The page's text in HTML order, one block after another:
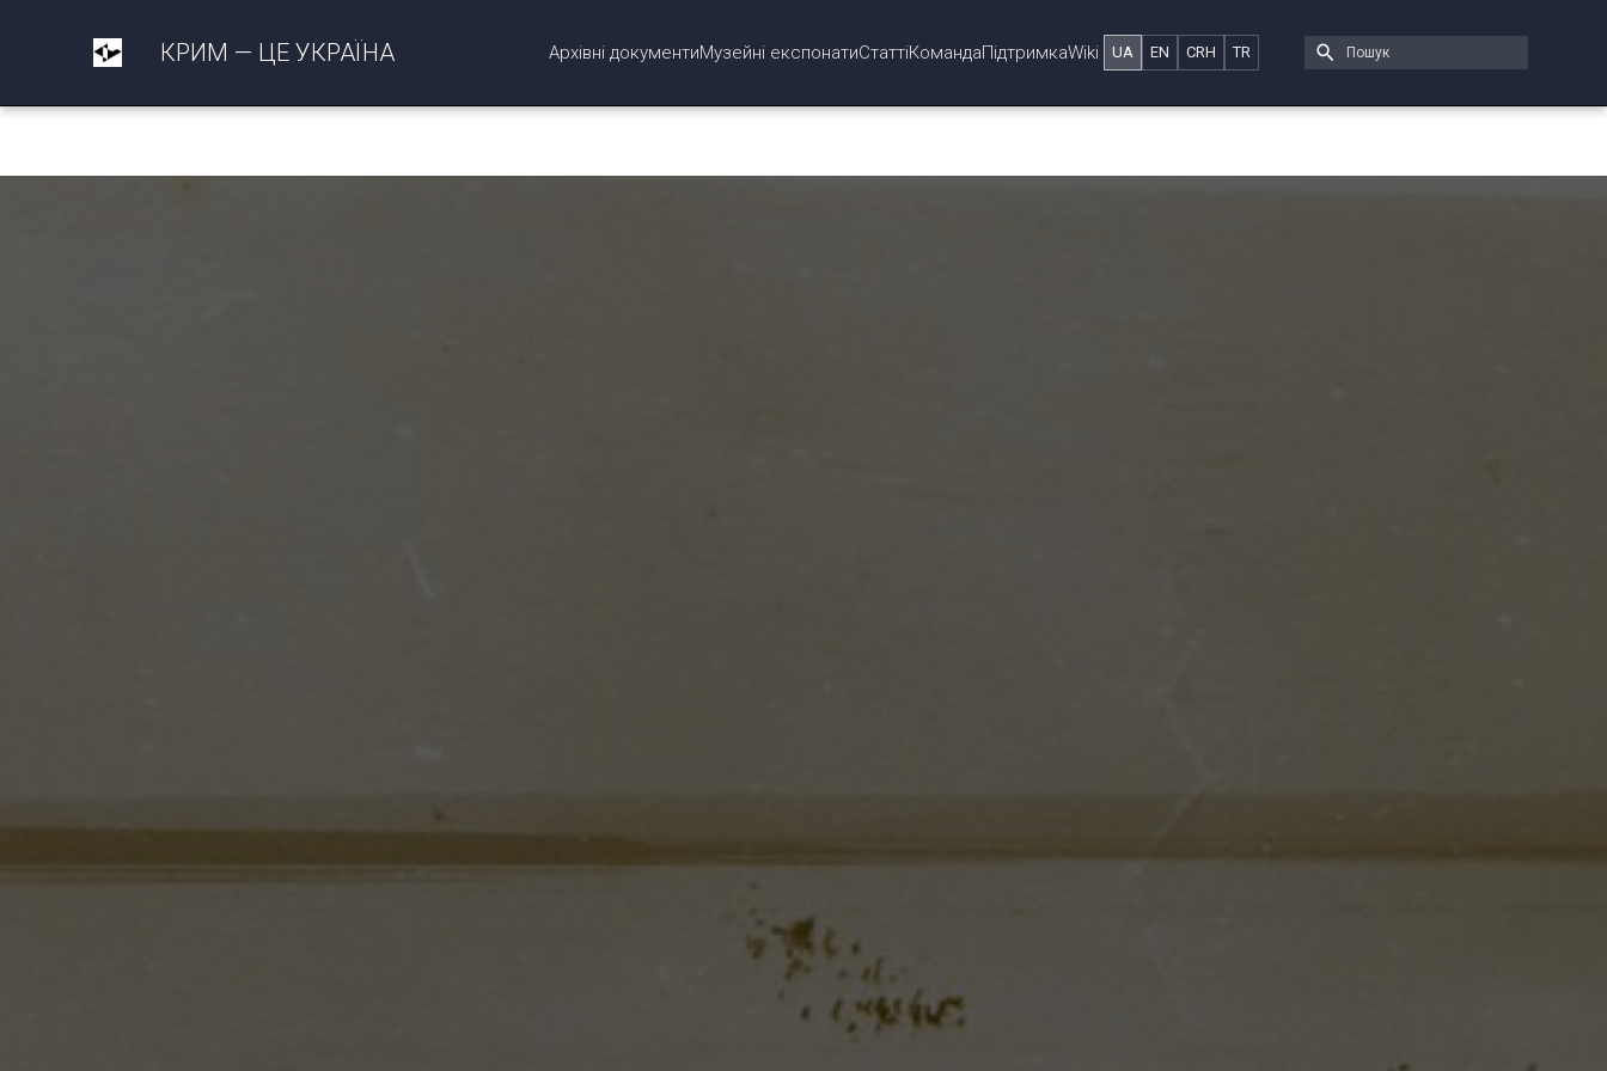
КРИМ — ЦЕ УКРАЇНА Архівні документиМузейні експонатиСтаттіКомандаПідтримкаWiki UA EN CRH TR